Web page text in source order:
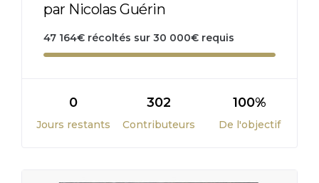
par Nicolas Guérin
47 164€ récoltés sur 30 000€ requis
0
Jours restants
302
Contributeurs
100%
De l'objectif